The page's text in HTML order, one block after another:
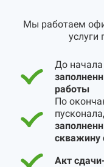
Мы работаем
услуги
До начала
работы
По
скважину
Акт